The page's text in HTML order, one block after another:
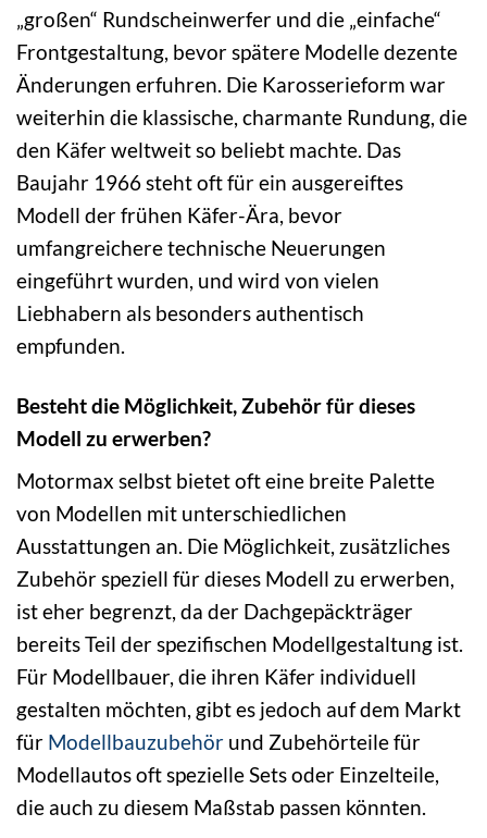
„großen“ Rundscheinwerfer und die „einfache“
Frontgestaltung, bevor spätere Modelle dezente
Änderungen erfuhren. Die Karosserieform war
weiterhin die klassische, charmante Rundung, die
den Käfer weltweit so beliebt machte. Das
Baujahr 1966 steht oft für ein ausgereiftes
Modell der frühen Käfer-Ära, bevor
umfangreichere technische Neuerungen
eingeführt wurden, und wird von vielen
Liebhabern als besonders authentisch
empfunden.
Besteht die Möglichkeit, Zubehör für dieses
Modell zu erwerben?
Motormax selbst bietet oft eine breite Palette
von Modellen mit unterschiedlichen
Ausstattungen an. Die Möglichkeit, zusätzliches
Zubehör speziell für dieses Modell zu erwerben,
ist eher begrenzt, da der Dachgepäckträger
bereits Teil der spezifischen Modellgestaltung ist.
Für Modellbauer, die ihren Käfer individuell
gestalten möchten, gibt es jedoch auf dem Markt
für Modellbauzubehör und Zubehörteile für
Modellautos oft spezielle Sets oder Einzelteile,
die auch zu diesem Maßstab passen könnten.